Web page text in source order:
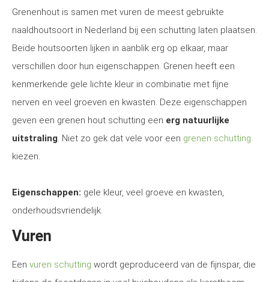
Grenenhout is samen met vuren de meest gebruikte
naaldhoutsoort in Nederland bij een schutting laten plaatsen.
Beide houtsoorten lijken in aanblik erg op elkaar, maar
verschillen door hun eigenschappen. Grenen heeft een
kenmerkende gele lichte kleur in combinatie met fijne
nerven en veel groeven en kwasten. Deze eigenschappen
geven een grenen hout schutting een erg natuurlijke
uitstraling. Niet zo gek dat vele voor een grenen schutting
kiezen.
Eigenschappen: gele kleur, veel groeve en kwasten,
onderhoudsvriendelijk.
Vuren
Een vuren schutting wordt geproduceerd van de fijnspar, die